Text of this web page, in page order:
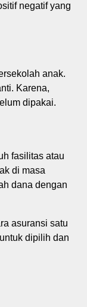
negatif yang
anak.
Karena,
dipakai.
fasilitas atau
di masa
dana dengan
asuransi satu
dipilih dan